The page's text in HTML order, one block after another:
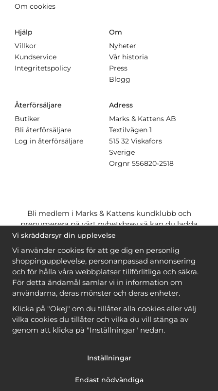
Om cookies
Hjälp
Villkor
Kundservice
Integritetspolicy
Om
Nyheter
Vår historia
Press
Blogg
Återförsäljare
Butiker
Bli återförsäljare
Log in återförsäljare
Adress
Marks & Kattens AB
Textilvägen 1
515 32 Viskafors
Sverige
Orgnr 556820-2518
Bli medlem i Marks & Kattens kundklubb och
prenumerera på vårt nyhetsbrev så kan du ladda
ner många mönstergratisoch få många
när du handlar garn till mönstret. Du ser vilka som
är
gratis när du är inloggad
Bli medlem
Copyright © 2026, Marks & Kattens AB
Vi skräddarsyr din upplevelse
Vi använder cookies för att ge dig en personlig
shoppingupplevelse, personanpassad annonsering
och för hålla våra webbplatser tillförlitliga och säkra.
För detta ändamål samlar vi in information om
användarna, deras mönster och deras enheter.
Klicka på "Okej" om du tillåter alla cookies eller välj
vilka cookies du tillåter och vilka du vill stänga av
genom att klicka på "Inställningar" nedan.
Inställningar
Endast nödvändiga